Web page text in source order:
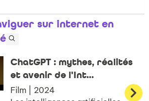
sur internet en
ChatGPT : mythes, réalités
et avenir de l'Int...
Film | 2024